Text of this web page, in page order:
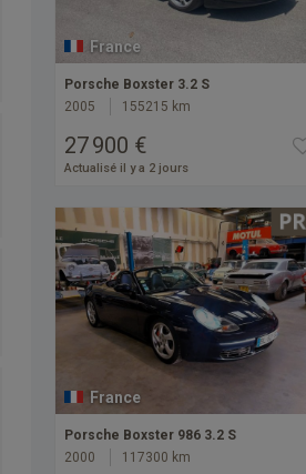
France
Porsche Boxster 3.2 S
2005
155215 km
27 900 €
Actualisé il y a 2 jours
France
Porsche Boxster 986 3.2 S
2000
117300 km